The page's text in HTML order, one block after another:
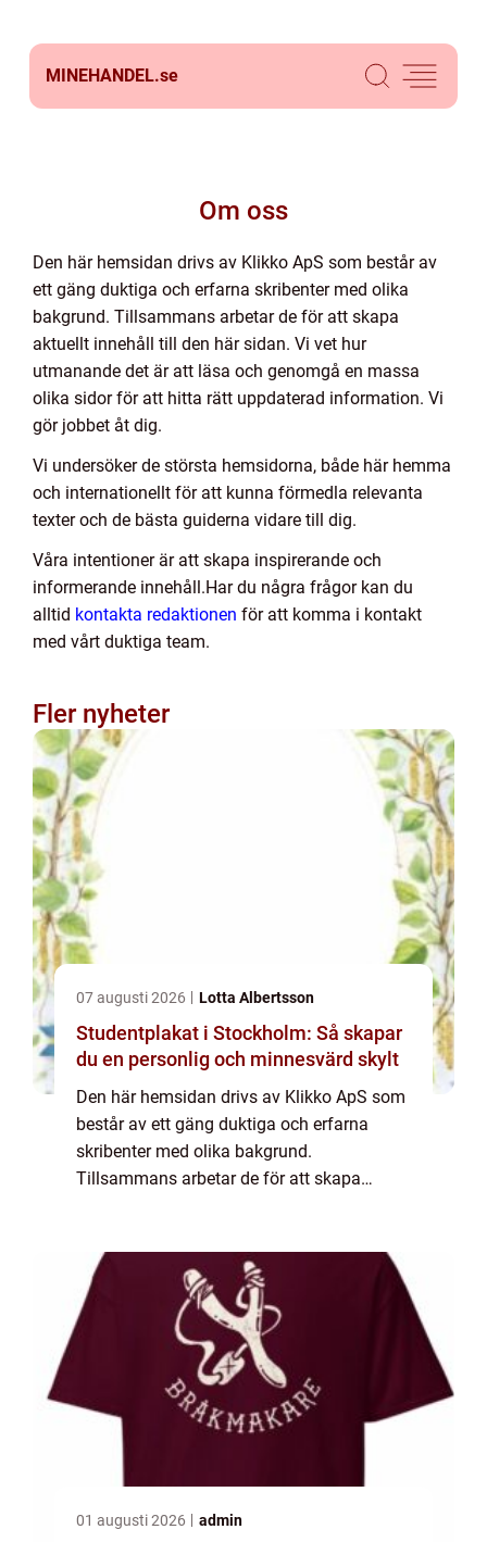
MINEHANDEL.se
Om oss
Den här hemsidan drivs av Klikko ApS som består av
ett gäng duktiga och erfarna skribenter med olika
bakgrund. Tillsammans arbetar de för att skapa
aktuellt innehåll till den här sidan. Vi vet hur
utmanande det är att läsa och genomgå en massa
olika sidor för att hitta rätt uppdaterad information. Vi
gör jobbet åt dig.
Vi undersöker de största hemsidorna, både här hemma
och internationellt för att kunna förmedla relevanta
texter och de bästa guiderna vidare till dig.
Våra intentioner är att skapa inspirerande och
informerande innehåll.Har du några frågor kan du
alltid kontakta redaktionen för att komma i kontakt
med vårt duktiga team.
Fler nyheter
07 augusti 2026 Lotta Albertsson
Studentplakat i Stockholm: Så skapar
du en personlig och minnesvärd skylt
Den här hemsidan drivs av Klikko ApS som
består av ett gäng duktiga och erfarna
skribenter med olika bakgrund.
Tillsammans arbetar de för att skapa
massa olika ...
01 augusti 2026 admin